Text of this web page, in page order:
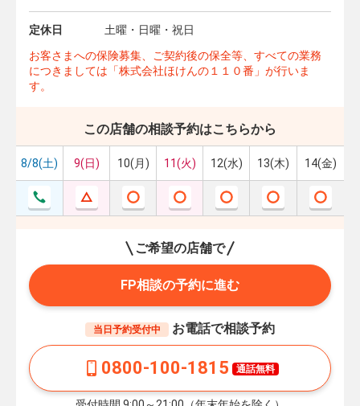
定休日
土曜・日曜・祝日
お客さまへの保険募集、ご契約後の保全等、すべての業務
につきましては「株式会社ほけんの１１０番」が行いま
す。
この店舗の相談予約はこちらから
8/8(土) 9(日) 10(月) 11(火) 12(水) 13(木) 14(金)
ご希望の店舗で
FP相談の予約に進む
当日予約受付中 お電話で相談予約
0800-100-1815 通話無料